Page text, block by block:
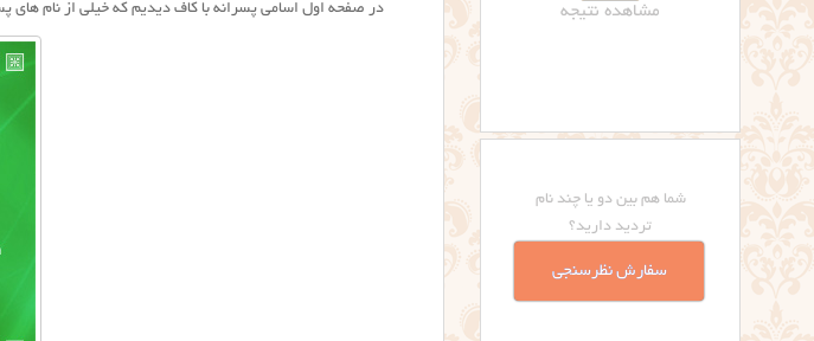
در صفحه اول اسامی پسرانه با کاف دیدیم که خیلی از نام های
مشاهده نتیجه
شما هم بین دو یا چند نام
تردید دارید؟
سفارش نظرسنجی